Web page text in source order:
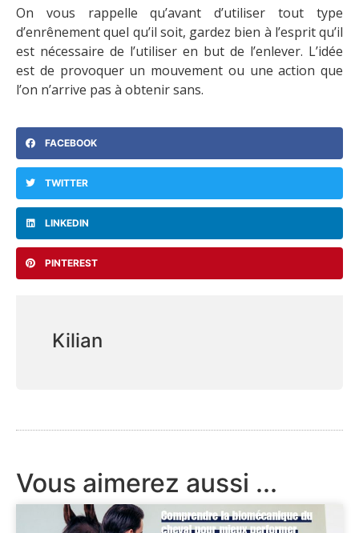
On vous rappelle qu’avant d’utiliser tout type
d’enrênement quel qu’il soit, gardez bien à l’esprit qu’il
est nécessaire de l’utiliser en but de l’enlever. L’idée
est de provoquer un mouvement ou une action que
l’on n’arrive pas à obtenir sans.
FACEBOOK
TWITTER
LINKEDIN
PINTEREST
Kilian
Vous aimerez aussi ...